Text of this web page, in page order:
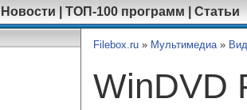
Новости ТОП-100 программ Статьи
Filebox.ru » Мультимедиа»
WinDVD